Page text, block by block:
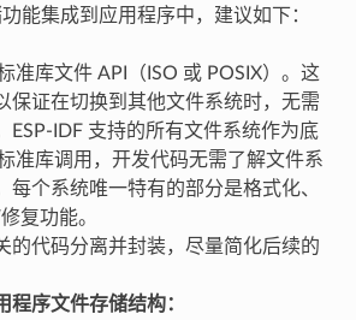
能集成到应用程序中，建议如下：
准库文件 API（ISO 或 POSIX）。这
保证在切换到其他文件系统时，无需
ESP-IDF 支持的所有文件系统作为底
准库调用，开发代码无需了解文件系
每个系统唯一特有的部分是格式化、
复功能。
的代码分离并封装，尽量简化后续的
程序文件存储结构：